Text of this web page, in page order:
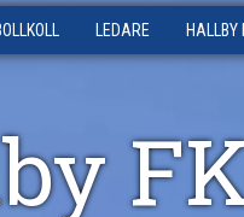
LEDARE HALLBY